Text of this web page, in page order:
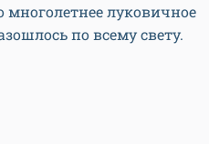
луковичное
по всему свету.